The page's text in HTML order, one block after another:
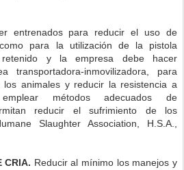
entrenados para reducir el uso de
para la utilización de la pistola
y la empresa debe hacer
transportadora-inmovilizadora, para
animales y reducir la resistencia a
métodos adecuados de
reducir el sufrimiento de los
Slaughter Association, H.S.A.,
CRIA. Reducir al mínimo los manejos y